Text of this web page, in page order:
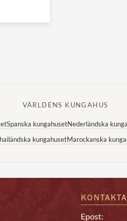
VÄRLDENS KUNGAHUS
Spanska kungahusetNederländska
kungahusetMarockanska
Epost: